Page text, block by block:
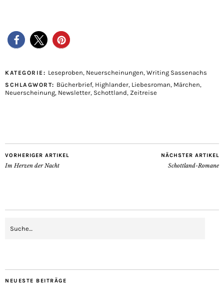
KATEGORIE: Leseproben, Neuerscheinungen, Writing Sassenachs
SCHLAGWORT: Bücherbrief, Highlander, Liebesroman, Märchen,
Neuerscheinung, Newsletter, Schottland, Zeitreise
VORHERIGER ARTIKEL
Im Herzen der Nacht
NÄCHSTER ARTIKEL
Schottland-Romane
NEUESTE BEITRÄGE